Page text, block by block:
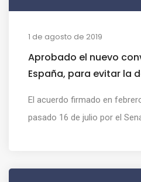
1 de agosto de 2019
Aprobado el nuevo
España, para evitar la
El acuerdo firmado en
pasado 16 de julio por el